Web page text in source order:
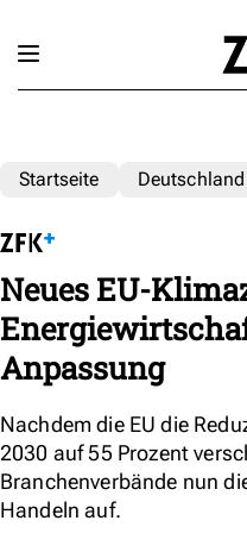
Startseite Deutschland
Neues EU-
Anpassung
Nachdem die EU die
2030 auf 55 Prozent
Branchenverbände nun
Handeln auf.